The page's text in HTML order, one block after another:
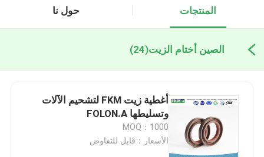
المنتجات حول نا
الصين أختام الزيت(24)
أغطية زيت FKM لتشحيم الآلات
وتسليطها FOLON.A
MOQ：1000
الأسعار：قابل للتفاوض